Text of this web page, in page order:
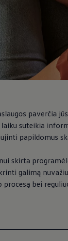
sugedus
įrangos
programinės
paverčia
suteikia
papildomus
skirta
galimą
bei